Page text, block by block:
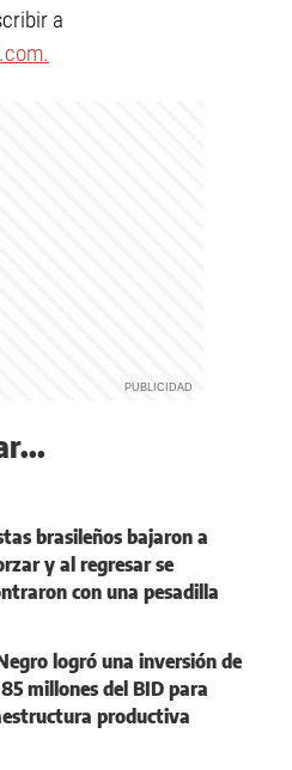
a
.
brasileños bajaron a
y al regresar se
con una pesadilla
logró una inversión de
millones del BID para
productiva